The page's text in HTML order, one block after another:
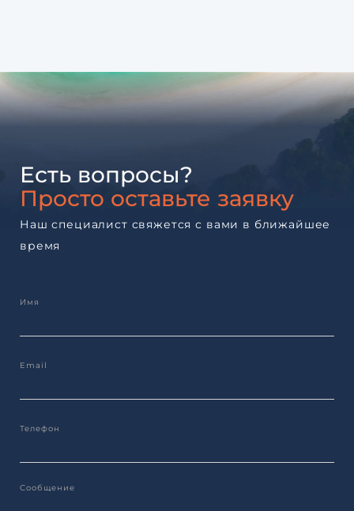
Есть вопросы?
Просто оставьте заявку
Наш специалист свяжется с вами в ближайшее
время